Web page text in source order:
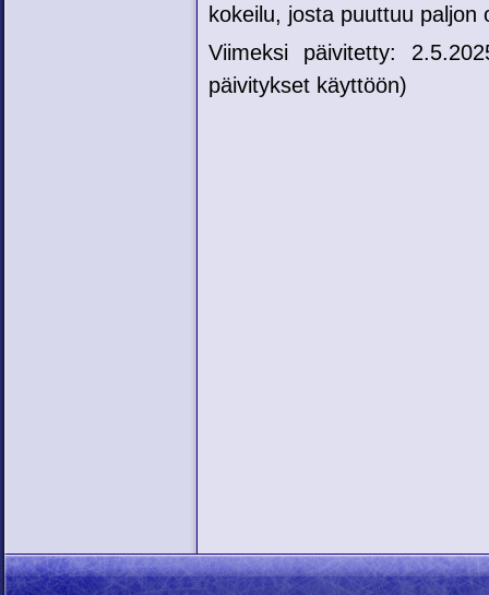
kokeilu, josta puuttuu paljon
Viimeksi päivitetty:
päivitykset käyttöön)